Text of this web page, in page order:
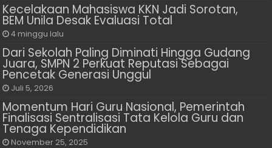
Kecelakaan Mahasiswa KKN Jadi Sorotan,
BEM Unila Desak Evaluasi Total
4 minggu lalu
Dari Sekolah Paling Diminati Hingga Gudang
Juara, SMPN 2 Perkuat Reputasi Sebagai
Pencetak Generasi Unggul
Juli 5, 2026
Momentum Hari Guru Nasional, Pemerintah
Finalisasi Sentralisasi Tata Kelola Guru dan
Tenaga Kependidikan
November 25, 2025